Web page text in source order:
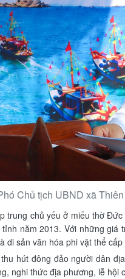
Chủ tịch UBND xã
trung chủ yếu ở miếu thờ
năm 2013. Với những
di sản văn hóa phi vật thể
hút đông đảo người dân
nghi thức địa phương, lễ hội